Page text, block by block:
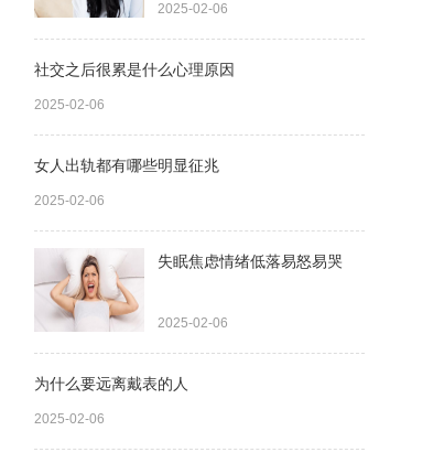
2025-02-06
社交之后很累是什么心理原因
2025-02-06
女人出轨都有哪些明显征兆
2025-02-06
失眠焦虑情绪低落易怒易哭
2025-02-06
为什么要远离戴表的人
2025-02-06